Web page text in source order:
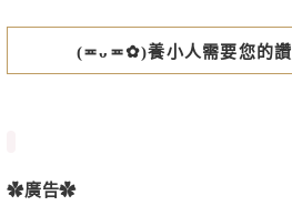
(≖ᴗ≖✿)養小人需要您的讚
✿廣告✿